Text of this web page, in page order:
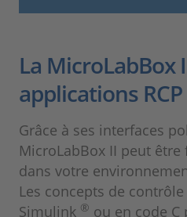
La MicroLabBox
applications RCP
Grâce à ses interfaces
MicroLabBox II peut
dans votre
Les concepts de
Simulink ® ou en code C